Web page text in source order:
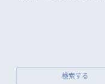
検索する